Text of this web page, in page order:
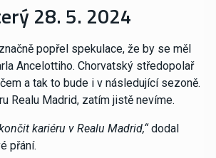
28. 5. 2024
popřel spekulace, že by se měl
Ancelottiho. Chorvatský středopolař
a tak to bude i v následující sezoně.
Realu Madrid, zatím jistě nevíme.
kariéru v Realu Madrid,“dodal
přání.